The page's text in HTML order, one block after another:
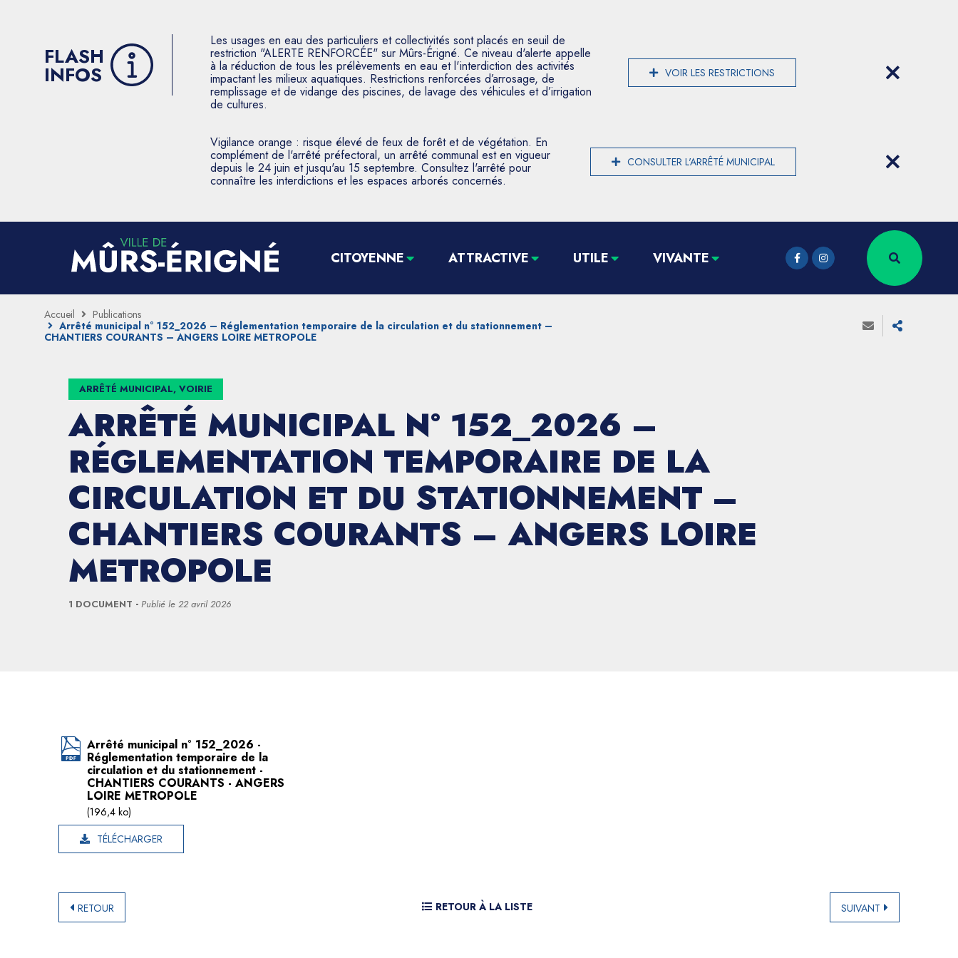
FLASH
INFOS
Les usages en eau des particuliers et collectivités sont placés en seuil de
restriction "ALERTE RENFORCÉE" sur Mûrs-Érigné. Ce niveau d'alerte appelle
à la réduction de tous les prélèvements en eau et l'interdiction des activités
impactant les milieux aquatiques. Restrictions renforcées d’arrosage, de
remplissage et de vidange des piscines, de lavage des véhicules et d’irrigation
de cultures.
VOIR LES RESTRICTIONS
Vigilance orange : risque élevé de feux de forêt et de végétation. En
complément de l'arrêté préfectoral, un arrêté communal est en vigueur
depuis le 24 juin et jusqu'au 15 septembre. Consultez l'arrêté pour
connaître les interdictions et les espaces arborés concernés.
CONSULTER L'ARRÊTÉ MUNICIPAL
CITOYENNE ATTRACTIVE UTILE VIVANTE
Accueil
Publications
Arrêté municipal n° 152_2026 – Réglementation temporaire de la circulation et du stationnement –
CHANTIERS COURANTS – ANGERS LOIRE METROPOLE
ARRÊTÉ MUNICIPAL, VOIRIE
ARRÊTÉ MUNICIPAL N° 152_2026 –
RÉGLEMENTATION TEMPORAIRE DE LA
CIRCULATION ET DU STATIONNEMENT –
CHANTIERS COURANTS – ANGERS LOIRE
METROPOLE
1 DOCUMENT Publié le 22 avril 2026
Arrêté municipal n° 152_2026 -
Réglementation temporaire de la
circulation et du stationnement -
CHANTIERS COURANTS - ANGERS
LOIRE METROPOLE
(196,4 ko)
TÉLÉCHARGER
RETOUR RETOUR À LA LISTE SUIVANT